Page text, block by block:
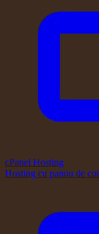
cPanel Hosting
Hosting cu panou de